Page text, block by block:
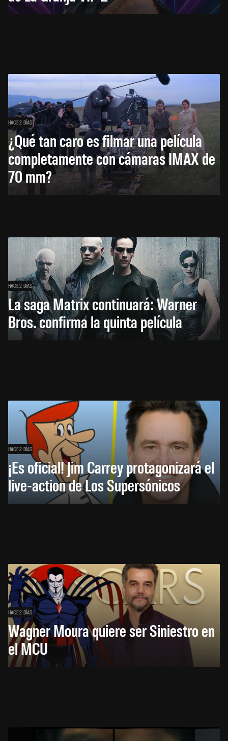
HACE 2 DÍAS
¿Qué tan caro es filmar una película
completamente con cámaras IMAX de
70 mm?
HACE 2 DÍAS
La saga Matrix continuará: Warner
Bros. confirma la quinta película
HACE 2 DÍAS
¡Es oficial! Jim Carrey protagonizará el
live-action de Los Supersónicos
HACE 2 DÍAS
Wagner Moura quiere ser Siniestro en
el MCU